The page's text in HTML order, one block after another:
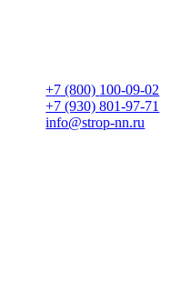
+7 (800) 100-09-02
+7 (930)801-97-71
info@strop-nn.ru